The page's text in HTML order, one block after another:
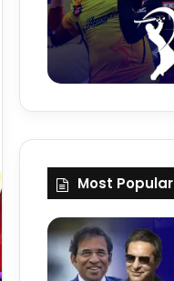
Most Popular